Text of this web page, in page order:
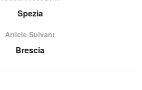
Spezia
Article Suivant
Brescia